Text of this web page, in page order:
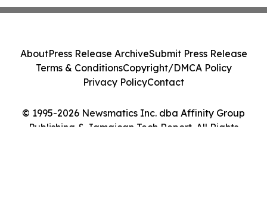
© 1995-2026 Newsmatics Inc. dba Affinity Group
Publishing & Jamaican Tech Report. All Rights
AboutPress Release ArchiveSubmit Press Release
Terms & ConditionsCopyright/DMCA Policy
Privacy PolicyContact